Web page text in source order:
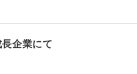
企業にて